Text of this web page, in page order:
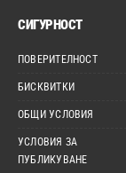
СИГУРНОСТ
ПОВЕРИТЕЛНОСТ
БИСКВИТКИ
ОБЩИ УСЛОВИЯ
УСЛОВИЯ ЗА
ПУБЛИКУВАНЕ